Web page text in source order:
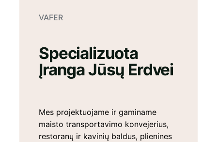
VAFER
Specializuota
Įranga Jūsų Erdvei
Mes projektuojame ir gaminame
maisto transportavimo konvejerius,
restoranų ir kavinių baldus, plienines